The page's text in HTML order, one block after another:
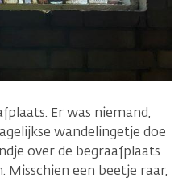
Er was niemand,
wandelingetje doe
over de begraafplaats
een beetje raar,